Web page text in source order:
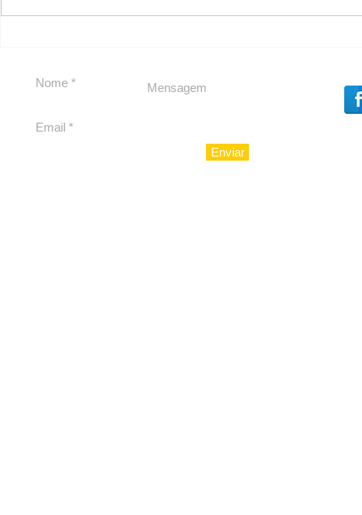
reforçam apoio a
Cláudio Mitidieri
Enviar